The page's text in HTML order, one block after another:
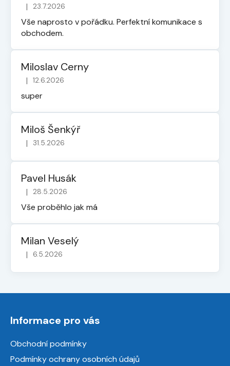
Hodnocení obchodu je 5 z 5 hvězdiček.
| 23.7.2026
Vše naprosto v pořádku. Perfektní komunikace s
obchodem.
Miloslav Cerny
Hodnocení obchodu je 5 z 5 hvězdiček.
| 12.6.2026
super
Miloš Šenkýř
Hodnocení obchodu je 5 z 5 hvězdiček.
| 31.5.2026
Pavel Husák
Hodnocení obchodu je 5 z 5 hvězdiček.
| 28.5.2026
Vše proběhlo jak má
Milan Veselý
Hodnocení obchodu je 5 z 5 hvězdiček.
| 6.5.2026
Informace pro vás
Obchodní podmínky
Podmínky ochrany osobních údajů